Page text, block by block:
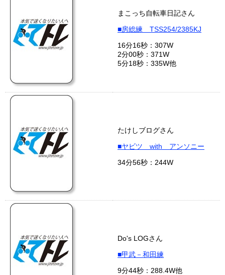
まこっち自転車日記さん
■房総練 TSS254/2385KJ
16分16秒：307W
2分00秒：371W
5分18秒：335W他
たけしブログさん
■ヤビツ with アンソニー
34分56秒：244W
Do's LOGさん
■甲武－和田練
9分44秒：288.4W他